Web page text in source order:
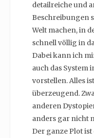
detailreiche und
Beschreibungen
Welt machen, in
schnell völlig in
Dabei kann ich
auch das System
vorstellen. Alles
überzeugend.
anderen
anders gar nicht
Der ganze Plot